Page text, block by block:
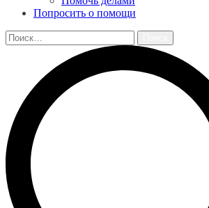
Попросить о помощи
Найти: